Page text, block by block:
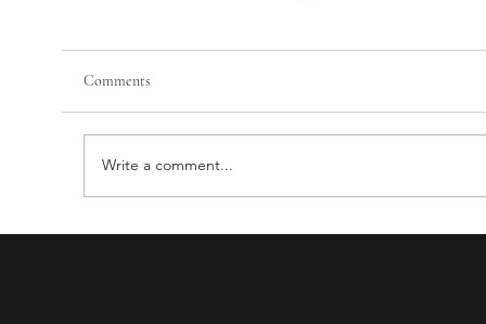
Comments
Write a comment...